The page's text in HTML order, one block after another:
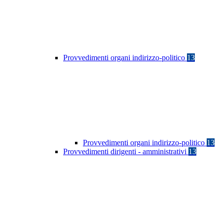
Provvedimenti organi indirizzo-politico 13
Provvedimenti organi indirizzo-politico 13
Provvedimenti dirigenti - amministrativi 13